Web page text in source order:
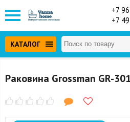
+7
+7
КАТАЛОГ
Раковина Grossman GR-